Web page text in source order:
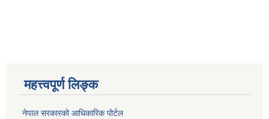
महत्त्वपूर्ण लिङ्क
नेपाल सरकारको आधिकारिक पोर्टल